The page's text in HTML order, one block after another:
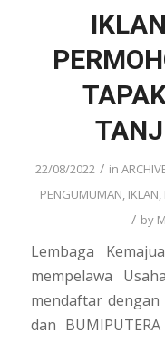
22/08/2022 / in
PENGUMUMAN, IKLAN,
/ by
Lembaga
mempelawa
mendaftar dengan
dan